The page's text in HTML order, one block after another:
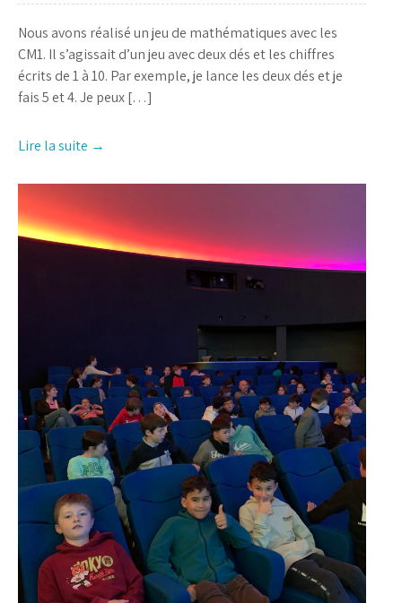
Nous avons réalisé un jeu de mathématiques avec les
CM1. Il s’agissait d’un jeu avec deux dés et les chiffres
écrits de 1 à 10. Par exemple, je lance les deux dés et je
fais 5 et 4. Je peux […]
Lire la suite →